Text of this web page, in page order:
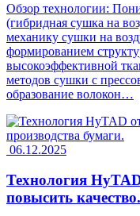
Обзор технологии:
(гибридная сушка на
механику сушки на
формированием
высокоэффективной
методов сушки с
образование волокон…
06.12.2025
Технология
повысить